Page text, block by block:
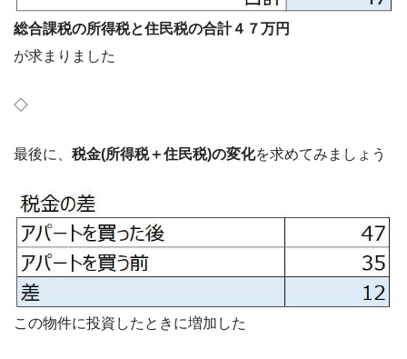
総合課税の所得税と住民税の合計４７万円
が求まりました
◇
最後に、 税金(所得税＋住民税)の変化を求めてみましょう
この物件に投資したときに増加した